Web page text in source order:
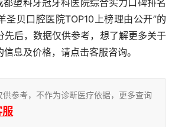
塑料牙冠牙科医院综合实力口碑排名
圣贝口腔医院TOP10上榜理由公开”的
先后，数据仅供参考，想了解更多关于
息及价格，请点击客服咨询。
参考，不作为诊断医疗依据，更多查询
服